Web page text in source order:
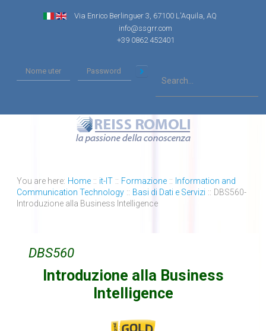
Via Enrico Berlinguer 3, 67100 L'Aquila, AQ
info@ssgrr.com
+39 0862 452401
You are here: Home :: it-IT :: Formazione :: Information and
Communication Technology :: Basi di Dati e Servizi :: DBS560-
Introduzione alla Business Intelligence
DBS560
Introduzione alla Business
Intelligence